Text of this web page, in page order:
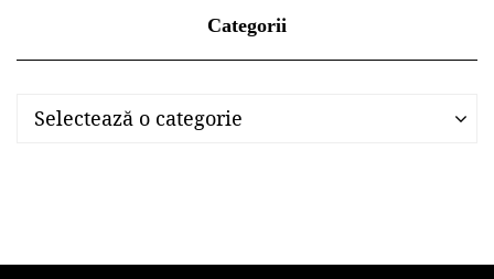
Categorii
Categorii
Selectează o categorie
Categorii